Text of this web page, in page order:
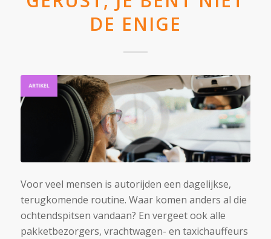
DE ENIGE
Voor veel mensen is autorijden een dagelijkse,
terugkomende routine. Waar komen anders al die
ochtendspitsen vandaan? En vergeet ook alle
pakketbezorgers, vrachtwagen- en taxichauffeurs